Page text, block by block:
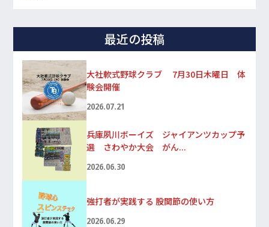
最近の投稿
大社軟式野球クラブ 7月30日木曜日 体
験会開催
2026.07.21
兵庫夙川ボーイズ ジャイアンツカップ予
選 さわやか大会 がん...
2026.06.30
強打者が実践する 股関節の使い方
2026.06.29